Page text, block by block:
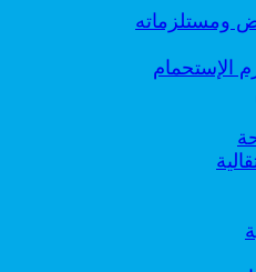
ومستلزماته
الإستحمام